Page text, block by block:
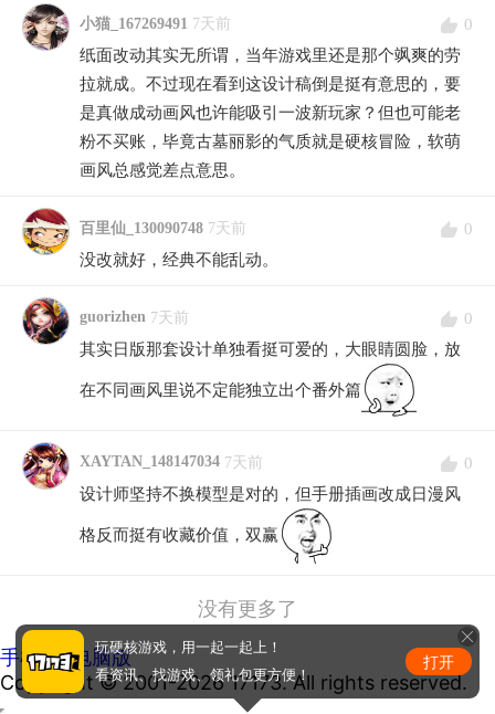
小猫_167269491 7天前
0
纸面改动其实无所谓，当年游戏里还是那个飒爽的劳
拉就成。不过现在看到这设计稿倒是挺有意思的，要
是真做成动画风也许能吸引一波新玩家？但也可能老
粉不买账，毕竟古墓丽影的气质就是硬核冒险，软萌
画风总感觉差点意思。
百里仙_130090748 7天前
0
没改就好，经典不能乱动。
guorizhen 7天前
0
其实日版那套设计单独看挺可爱的，大眼睛圆脸，放
在不同画风里说不定能独立出个番外篇
XAYTAN_148147034 7天前
0
设计师坚持不换模型是对的，但手册插画改成日漫风
格反而挺有收藏价值，双赢
没有更多了
手机版|电脑版
Copyright © 2001-2026 17173. All rights reserved.
玩硬核游戏，用一起一起上！
看资讯、找游戏、领礼包更方便！
打开